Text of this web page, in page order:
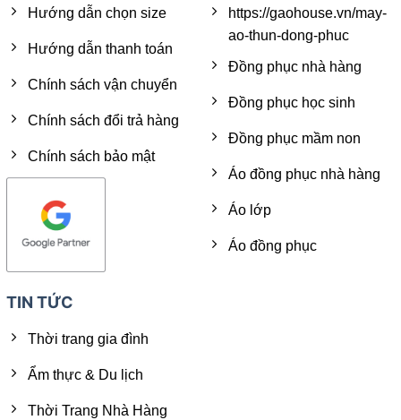
Hướng dẫn chọn size
Hướng dẫn thanh toán
Chính sách vận chuyển
Chính sách đổi trả hàng
Chính sách bảo mật
https://gaohouse.vn/may-
ao-thun-dong-phuc
Đồng phục nhà hàng
Đồng phục học sinh
Đồng phục mầm non
Áo đồng phục nhà hàng
Áo lớp
Áo đồng phục
TIN TỨC
Thời trang gia đình
Ẩm thực & Du lịch
Thời Trang Nhà Hàng